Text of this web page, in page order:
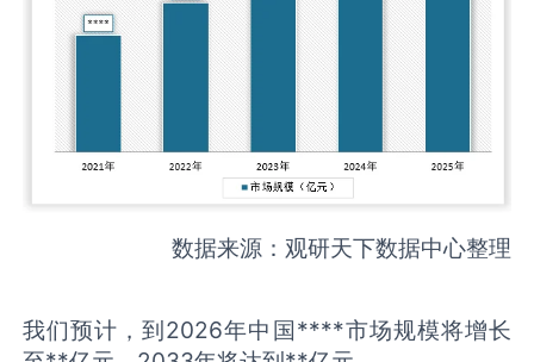
数据来源：观研天下数据中心整理
我们预计，到2026年中国****市场规模将增长